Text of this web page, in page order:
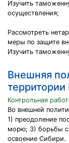
Изучить
осуществления;
Рассмотреть
меры по защите
Изучить
Внешняя
территории
Контрольная
Во внешней
1) преодоление
морю; 3) борьбы
освоение Сибири.